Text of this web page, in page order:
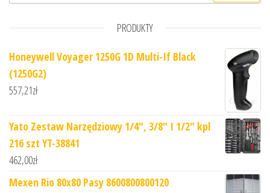
PRODUKTY
Honeywell Voyager 1250G 1D Multi-If Black
(1250G2)
557,21zł
Yato Zestaw Narzędziowy 1/4", 3/8" I 1/2" kpl
216 szt YT-38841
462,00zł
Mexen Rio 80x80 Pasy 8600800800120